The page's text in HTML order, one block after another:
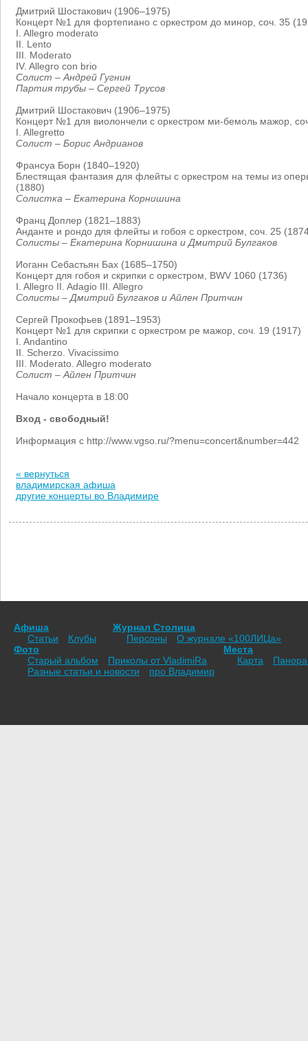
Дмитрий Шостакович (1906–1975)
Концерт №1 для фортепиано с оркестром до минор, соч. 35
I. Allegro moderato
II. Lento
III. Moderato
IV. Allegro con brio
Солист – Андрей Гугнин
Партия трубы – Сергей Трусов
Дмитрий Шостакович (1906–1975)
Концерт №1 для виолончели с оркестром ми-бемоль мажор,
I. Allegretto
Солист – Борис Андрианов
Франсуа Борн (1840–1920)
Блестящая фантазия для флейты с оркестром на темы из
(1880)
Солистка – Екатерина Корнишина
Франц Доплер (1821–1883)
Анданте и рондо для флейты и гобоя с оркестром, соч. 25
Солисты – Екатерина Корнишина и Дмитрий Булгаков
Иоганн Себастьян Бах (1685–1750)
Концерт для гобоя и скрипки с оркестром, BWV 1060 (1736)
I. Allegro II. Adagio III. Allegro
Солисты – Дмитрий Булгаков и Айлен Притчин
Сергей Прокофьев (1891–1953)
Концерт №1 для скрипки с оркестром ре мажор, соч. 19 (1917)
I. Andantino
II. Scherzo. Vivacissimo
III. Moderato. Allegro moderato
Солист – Айлен Притчин
Начало концерта в 18:00
Вход - свободный!
Информация с http://www.vgso.ru/?menu=concert&number=442
« вернуться
владимирская афиша
другие концерты во Владимире
Афиша
Статьи
Клубы
Журнал Столица
Персоны
О журнале «100ЛИЦа»
Фото
Старый альбом
Приколы от VladimiRа
Места
Карта
Разные статьи и новости
про Владимир